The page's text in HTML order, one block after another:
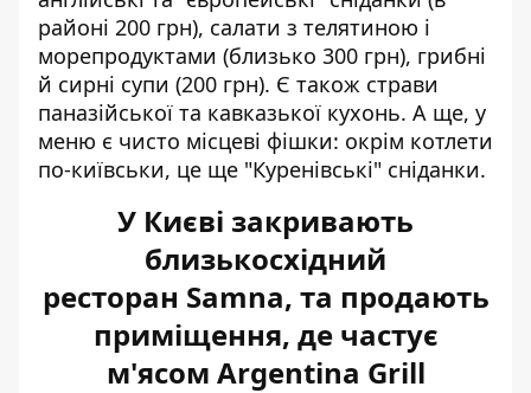
районі 200 грн), салати з телятиною і
морепродуктами (близько 300 грн), грибні
й сирні супи (200 грн). Є також страви
паназійської та кавказької кухонь. А ще, у
меню є чисто місцеві фішки: окрім котлети
по-київськи, це ще "Куренівські" сніданки.
У Києві закривають
близькосхідний
ресторан Samna, та продають
приміщення, де частує
м'ясом Argentina Grill